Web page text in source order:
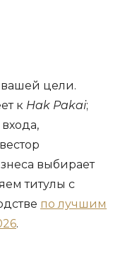
вашей цели.
к Hak Pakai;
выбирает
титулы с
по лучшим
.